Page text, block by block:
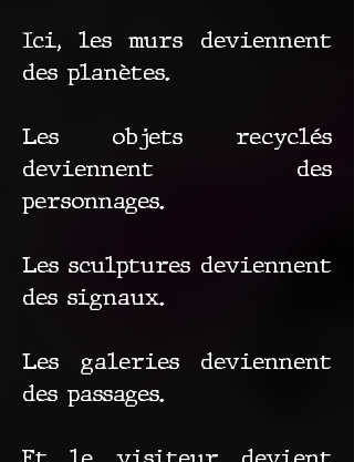
Ici, les murs deviennent
des planètes.
Les objets recyclés
deviennent des
personnages.
Les sculptures deviennent
des signaux.
Les galeries deviennent
des passages.